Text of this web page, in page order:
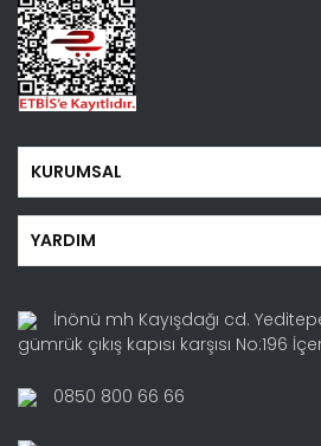
KURUMSAL
YARDIM
İnönü mh Kayışdağı cd.
gümrük çıkış kapısı karşısı No:196
0850 800 66 66